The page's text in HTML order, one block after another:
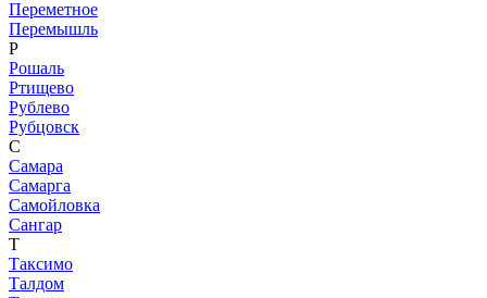
Переметное
Перемышль
Р
Рошаль
Ртищево
Рублево
Рубцовск
С
Самара
Самарга
Самойловка
Сангар
Т
Таксимо
Талдом